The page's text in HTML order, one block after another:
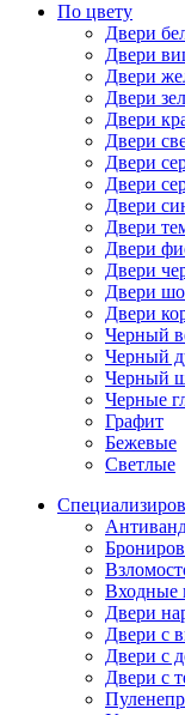
По цвету
Двери
Двери
Двери
Двери
Двери
Двери
Двери
Двери
Двери
Двери
Двери
Двери
Двери
Двери
Черный
Черный
Черный
Черные
Графит
Бежевые
Светлые
Входные
Двери
Двери с
Двери с
Двери с